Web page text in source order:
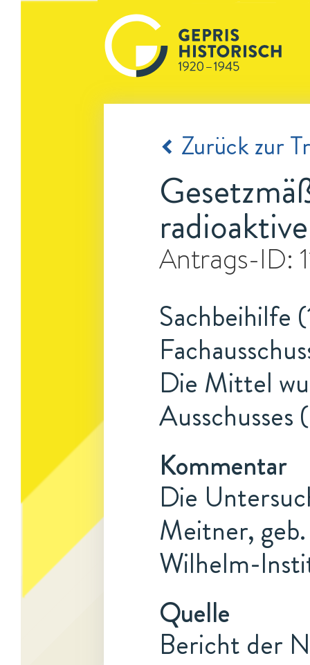
Zurück zur
Antrags-ID:
Sachbeihilfe
Die Mittel
Kommentar
Die
Meitner,
Wilhelm-
Quelle
Bericht der